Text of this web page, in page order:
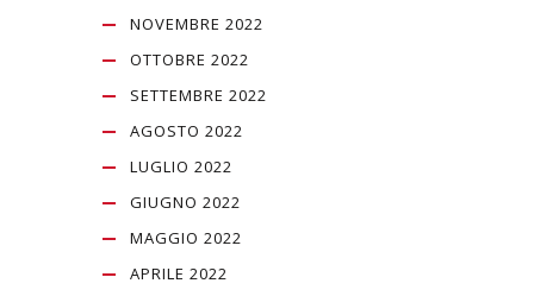
NOVEMBRE 2022
OTTOBRE 2022
SETTEMBRE 2022
AGOSTO 2022
LUGLIO 2022
GIUGNO 2022
MAGGIO 2022
APRILE 2022